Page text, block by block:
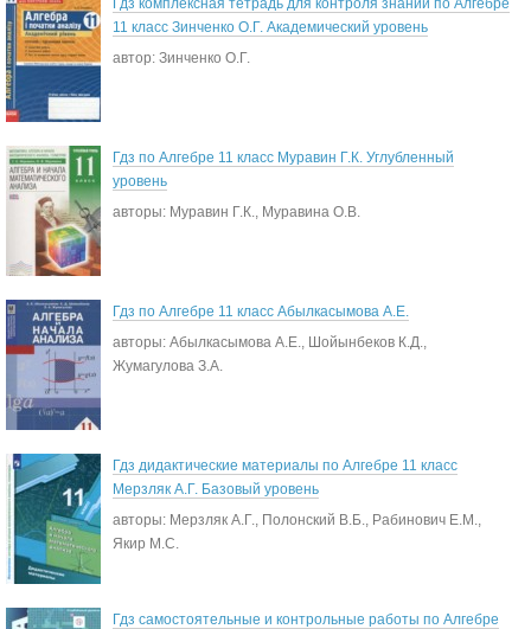
Гдз комплексная тетрадь для контроля знаний по Алгебре
11 класс Зинченко О.Г. Академический уровень
автор: Зинченко О.Г.
Гдз по Алгебре 11 класс Муравин Г.К. Углубленный
уровень
авторы: Муравин Г.К., Муравина О.В.
Гдз по Алгебре 11 класс Абылкасымова А.Е.
авторы: Абылкасымова А.Е., Шойынбеков К.Д.,
Жумагулова З.А.
Гдз дидактические материалы по Алгебре 11 класс
Мерзляк А.Г. Базовый уровень
авторы: Мерзляк А.Г., Полонский В.Б., Рабинович Е.М.,
Якир М.С.
Гдз самостоятельные и контрольные работы по Алгебре